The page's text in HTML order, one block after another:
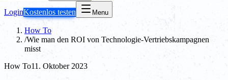
LoginKostenlos testen Menu
How To
/Wie man den ROI von Technologie-Vertriebskampagnen
misst
How To11. Oktober 2023